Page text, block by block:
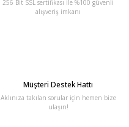
256 Bit SSL sertifikası ile %100 güvenli
alışveriş imkanı
Müşteri Destek Hattı
Aklınıza takılan sorular için hemen bize
ulaşın!